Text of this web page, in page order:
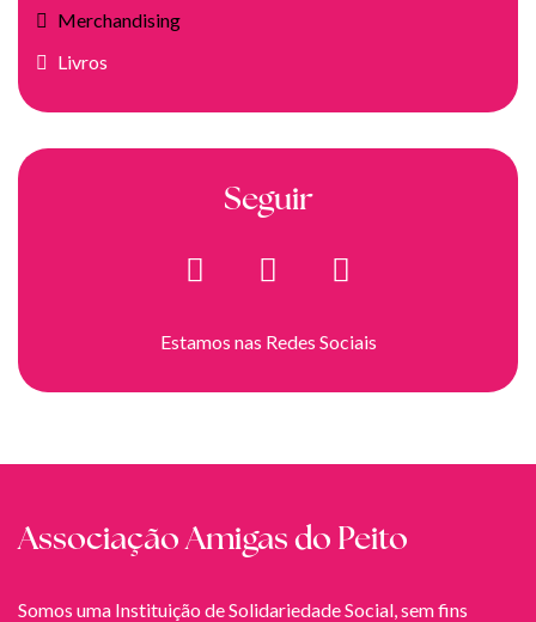
Merchandising
Livros
Seguir
Estamos nas Redes Sociais
Associação Amigas do Peito
Somos uma Instituição de Solidariedade Social, sem fins